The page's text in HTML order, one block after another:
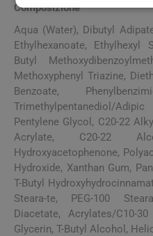
Composizione
Aqua (Water), Dibutyl
Ethylhexanoate, Ethylhexyl
Butyl
Methoxyphenyl Triazine,
Benzoate,
Trimethylpentanediol/
Pentylene Glycol, C20-22
Acrylate, C20-22
Hydroxyacetophenone,
Hydroxide, Xanthan Gum,
T-Butyl
Steara-te, PEG-100
Diacetate, Acrylates/C10-
Glycerin, T-Butyl Alcohol,